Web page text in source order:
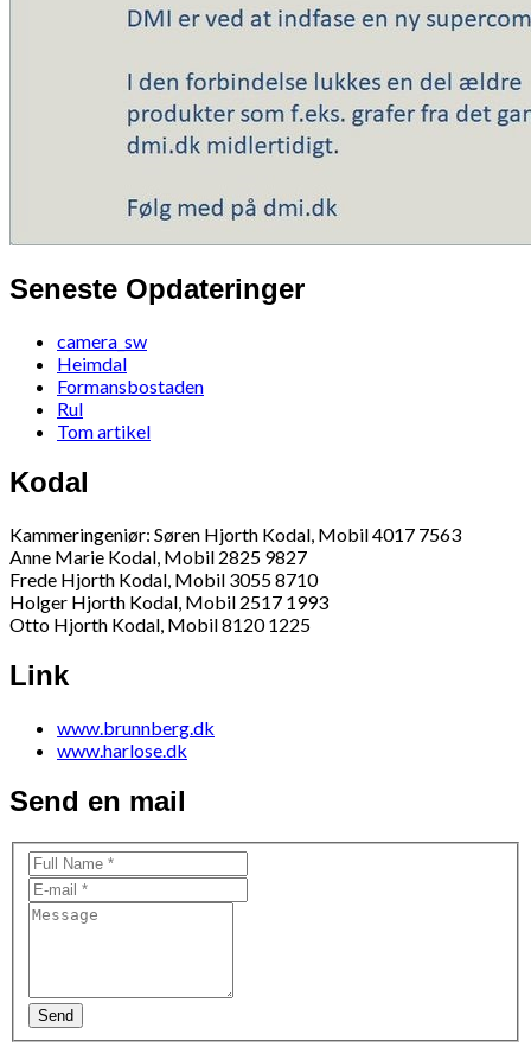
Seneste Opdateringer
camera_sw
Heimdal
Formansbostaden
Rul
Tom artikel
Kodal
Kammeringeniør: Søren Hjorth Kodal, Mobil 4017 7563
Anne Marie Kodal, Mobil 2825 9827
Frede Hjorth Kodal, Mobil 3055 8710
Holger Hjorth Kodal, Mobil 2517 1993
Otto Hjorth Kodal, Mobil 8120 1225
Link
www.brunnberg.dk
www.harlose.dk
Send en mail
Send